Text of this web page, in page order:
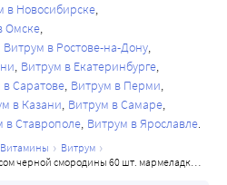
в Новосибирске
Омске
Витрум в Ростове-на-Дону
Витрум в Екатеринбурге
Саратове Витрум в Перми
в Казани Витрум в Самаре
в Ставрополе Витрум в Ярославле
витамины
витрум
60 шт. мармеладки жевательные массой 3,5 г